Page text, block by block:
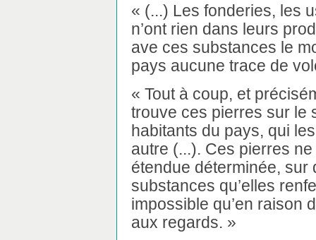
« (...) Les fonderies, les
n’ont rien dans leurs
ave ces substances le
pays aucune trace de
« Tout à coup, et
trouve ces pierres sur le
habitants du pays, qui
autre (...). Ces pierres
étendue déterminée,
substances qu’elles
impossible qu’en raison
aux regards. »